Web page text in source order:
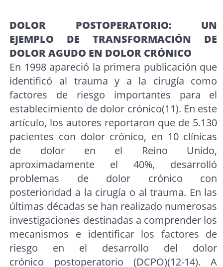
DOLOR POSTOPERATORIO: UN
EJEMPLO DE TRANSFORMACIÓN DE
DOLOR AGUDO EN DOLOR CRÓNICO
En 1998 apareció la primera publicación que
identificó al trauma y a la cirugía como
factores de riesgo importantes para el
establecimiento de dolor crónico(11). En este
artículo, los autores reportaron que de 5.130
pacientes con dolor crónico, en 10 clínicas
de dolor en el Reino Unido,
aproximadamente el 40%, desarrolló
problemas de dolor crónico con
posterioridad a la cirugía o al trauma. En las
últimas décadas se han realizado numerosas
investigaciones destinadas a comprender los
mecanismos e identificar los factores de
riesgo en el desarrollo del dolor
crónico postoperatorio (DCPO)(12-14). A